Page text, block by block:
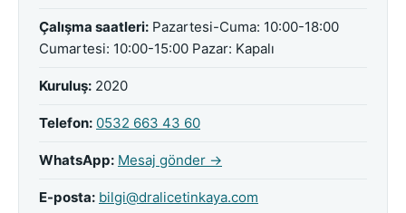
Çalışma saatleri: Pazartesi-Cuma: 10:00-18:00
Cumartesi: 10:00-15:00 Pazar: Kapalı
Kuruluş: 2020
Telefon: 0532 663 43 60
WhatsApp: Mesaj gönder →
E-posta: bilgi@dralicetinkaya.com